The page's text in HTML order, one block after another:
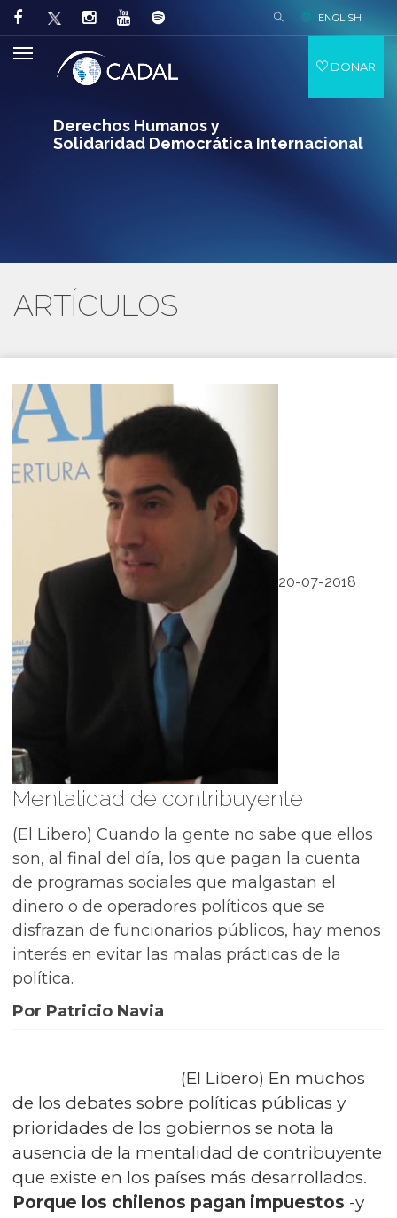
Derechos Humanos y
Solidaridad Democrática Internacional
ENGLISH
DONAR
ARTÍCULOS
20-07-2018
Mentalidad de contribuyente
(El Libero) Cuando la gente no sabe que ellos
son, al final del día, los que pagan la cuenta
de programas sociales que malgastan el
dinero o de operadores políticos que se
disfrazan de funcionarios públicos, hay menos
interés en evitar las malas prácticas de la
política.
Por Patricio Navia
(El Libero) En muchos
de los debates sobre políticas públicas y
prioridades de los gobiernos se nota la
ausencia de la mentalidad de contribuyente
que existe en los países más desarrollados.
Porque los chilenos pagan impuestos -y